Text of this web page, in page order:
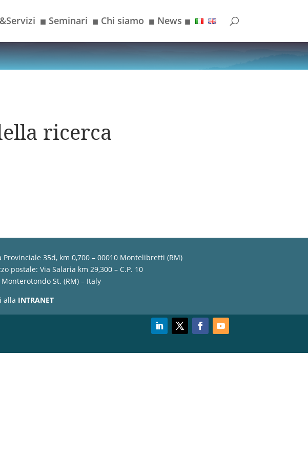
■ Seminari ■ Chi siamo ■ News ■
ricerca
Provinciale 35d, km 0,700 – 00010 Montelibretti (RM)
postale: Via Salaria km 29,300 – C.P. 10
St. (RM) – Italy
alla INTRANET